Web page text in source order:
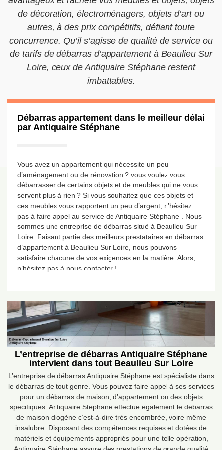
de décoration, électroménagers, objets d’art ou
autres, à des prix compétitifs, défiant toute
concurrence. Qu’il s’agisse de qualité de service ou
de tarifs de débarras d’appartement à Beaulieu Sur
Loire, ceux de Antiquaire Stéphane restent
imbattables.
Débarras appartement dans le meilleur délai
par Antiquaire Stéphane
Vous avez un appartement qui nécessite un peu
d’aménagement ou de rénovation ? vous voulez vous
débarrasser de certains objets et de meubles qui ne vous
servent plus à rien ? Si vous souhaitez que ces objets et
ces meubles vous rapportent un peu d’argent, n’hésitez
pas à faire appel au service de Antiquaire Stéphane . Nous
sommes une entreprise de débarras situé à Beaulieu Sur
Loire. Faisant partie des meilleurs prestataires en débarras
d’appartement à Beaulieu Sur Loire, nous pouvons
satisfaire chacune de vos exigences en la matière. Alors,
n’hésitez pas à nous contacter !
L’entreprise de débarras Antiquaire Stéphane
intervient dans tout Beaulieu Sur Loire
L’entreprise de débarras Antiquaire Stéphane est spécialiste dans
le débarras de tout genre. Vous pouvez faire appel à ses services
pour un débarras de maison, d’appartement ou des objets
spécifiques. Antiquaire Stéphane effectue également le débarras
de maison diogène c’est-à-dire très encombrée, voire même
insalubre. Disposant des compétences requises et dotées de
matériels et équipements appropriés pour une telle opération,
Antiquaire Stéphane assure des prestations de grande qualité